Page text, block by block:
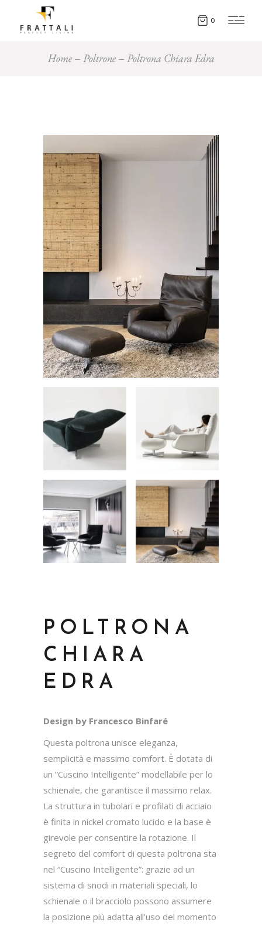
0
Home Poltrone Poltrona Chiara Edra
POLTRONA
CHIARA
EDRA
Design by Francesco Binfaré
Questa poltrona unisce eleganza,
semplicità e massimo comfort. È dotata di
un “Cuscino Intelligente” modellabile per lo
schienale, che garantisce il massimo relax.
La struttura in tubolari e profilati di acciaio
è finita in nickel cromato lucido e la base è
girevole per consentire la rotazione. Il
segreto del comfort di questa poltrona sta
nel “Cuscino Intelligente”: grazie ad un
sistema di snodi in materiali speciali, lo
schienale o il bracciolo possono assumere
la posizione più adatta all’uso del momento